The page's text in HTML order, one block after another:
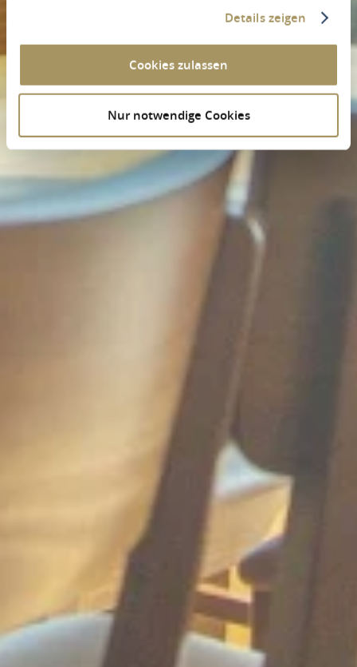
Details zeigen
Cookies zulassen
Nur notwendige Cookies